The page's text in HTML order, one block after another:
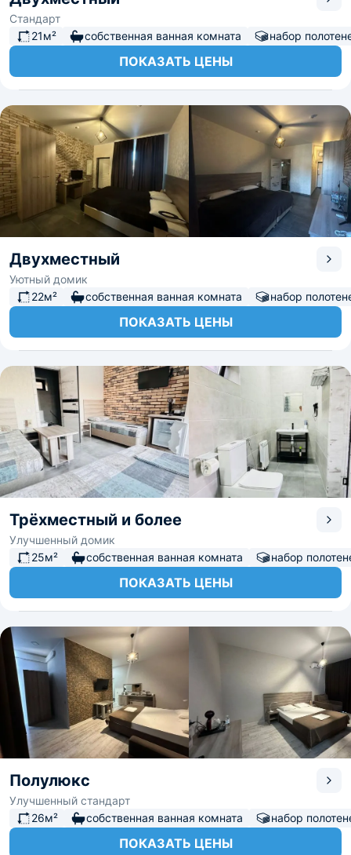
Стандарт
21м²
собственная ванная комната набор
ПОКАЗАТЬ ЦЕНЫ
Двухместный
Уютный домик
22м²
собственная ванная комната набор
ПОКАЗАТЬ ЦЕНЫ
Трёхместный и более
Улучшенный домик
25м²
собственная ванная комната набор
ПОКАЗАТЬ ЦЕНЫ
Полулюкс
Улучшенный стандарт
26м²
собственная ванная комната набор
ПОКАЗАТЬ ЦЕНЫ